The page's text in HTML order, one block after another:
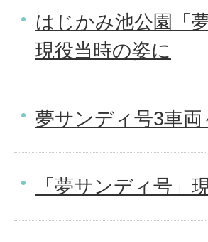
はじかみ池公園「
現役当時の姿に
夢サンディ号3車
「夢サンディ号」